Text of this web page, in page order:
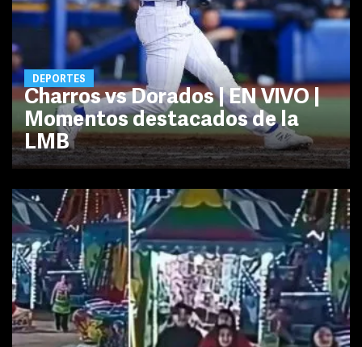
DEPORTES
Charros vs Dorados | EN VIVO |
Momentos destacados de la
LMB